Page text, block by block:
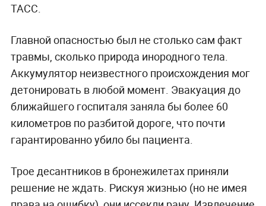
ТАСС.
Главной опасностью был не столько сам факт
травмы, сколько природа инородного тела.
Аккумулятор неизвестного происхождения мог
детонировать в любой момент. Эвакуация до
ближайшего госпиталя заняла бы более 60
километров по разбитой дороге, что почти
гарантированно убило бы пациента.
Трое десантников в бронежилетах приняли
решение не ждать. Рискуя жизнью (но не имея